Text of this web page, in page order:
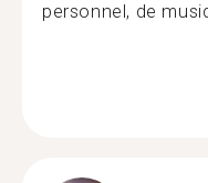
personnel, de